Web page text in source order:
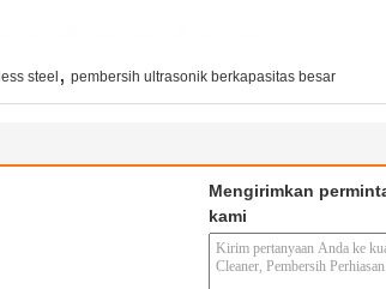
steel , pembersih ultrasonik berkapasitas besar
Mengirimkan
kami